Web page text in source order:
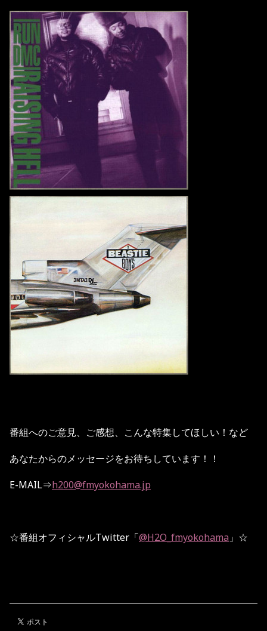
番組へのご意見、ご感想、こんな特集してほしい！など
あなたからのメッセージをお待ちしています！！
E-MAIL⇒h200@fmyokohama.jp
☆番組オフィシャルTwitter 「@H2O_fmyokohama 」 ☆